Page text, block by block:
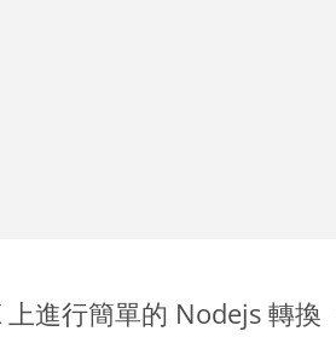
上進行簡單的 Nodejs 轉換